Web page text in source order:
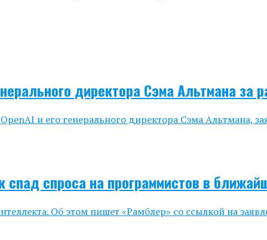
директора Сэма Альтмана за
и его генерального директора Сэма Альтмана,
спад спроса на программистов в
Об этом пишет «Рамблер» со ссылкой на